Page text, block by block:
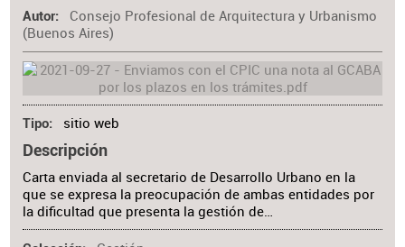
Autor
Consejo Profesional de Arquitectura y Urbanismo
(Buenos Aires)
Tipo sitio web
Descripción
Carta enviada al secretario de Desarrollo Urbano en la
que se expresa la preocupación de ambas entidades por
la dificultad que presenta la gestión de…